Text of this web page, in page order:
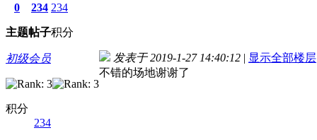
0
主题
234
帖子
234
积分
初级会员
积分
234
发表于 2019-1-27 14:40:12 | 显示全部楼层
不错的场地谢谢了